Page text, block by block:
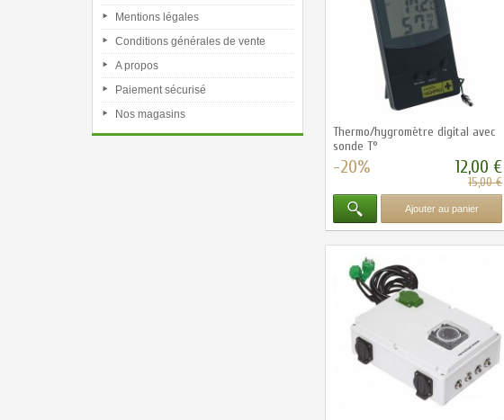
Mentions légales
Conditions générales de vente
A propos
Paiement sécurisé
Nos magasins
Thermo/hygromètre digital avec
sonde T°
-20% 12,00 €
15,00 €
Ajouter au panier